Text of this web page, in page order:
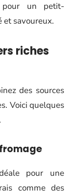
pour un petit-
et savoureux.
riches
des sources
Voici quelques
pour une
comme des